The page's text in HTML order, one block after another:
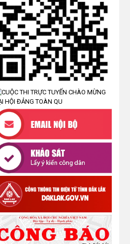
MÙA MƯA BÃO
(07/07/2026)
XÃ CƯ M’TA PHÁT ĐỘNG NGÀY
AN NINH MẠNG VIỆT NAM NĂM
2026
(07/08/2026)
LỄ VIẾNG NGHĨA TRANG LIỆT SĨ
PHỤC VỤ CÔNG TÁC XÁC ĐỊNH
DANH TÍNH HÀI CỐT LIỆT SĨ
(05/08/2026)
UBND XÃ CƯ M’TA CÔNG KHAI
DANH MỤC THỦ TỤC HÀNH
CHÍNH THỰC HIỆN MỘT PHẦN
(30/07/2026)
HÀNH CHÍNH THỰC HIỆN TOÀN
TRÌNH THUỘC THẨM QUYỀN GIẢI
QUYẾT CỦA UBND XÃ CƯ M’TA